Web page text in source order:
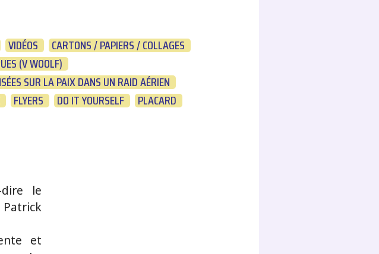
VIDÉOS
CARTONS / PAPIERS / COLLAGES
(V WOOLF)
SUR LA PAIX DANS UN RAID AÉRIEN
FLYERS DO IT YOURSELF
PLACARD
le
et